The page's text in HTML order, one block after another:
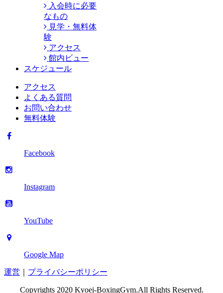
入会時に必要
なもの
見学・無料体
験
アクセス
館内ビュー
スケジュール
アクセス
よくある質問
お問い合わせ
無料体験
Facebook
Instagram
YouTube
Google Map
運営 プライバシーポリシー
Copyrights 2020 Kyoei-BoxingGym.All Rights Reserved.